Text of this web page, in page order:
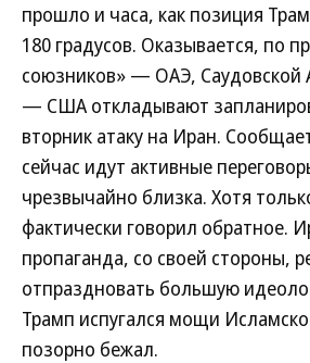
прошло и часа, как позиция
180 градусов. Оказывается, по
союзников» — ОАЭ, Саудовской
— США откладывают
вторник атаку на Иран.
сейчас идут активные
чрезвычайно близка. Хотя
фактически говорил обратное.
пропаганда, со своей стороны,
отпраздновать большую
Трамп испугался мощи
позорно бежал.